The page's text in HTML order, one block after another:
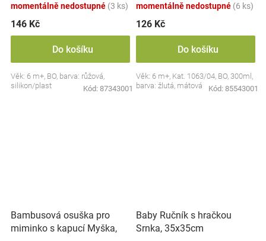
momentálně nedostupné (3 ks)
146 Kč
Do košíku
Věk: 6 m+, BO, barva: růžová,
silikon/plast
Kód: 87343001
momentálně nedostupné (6 ks)
126 Kč
Do košíku
Věk: 6 m+, Kat. 1063/04, BO, 300ml,
barva: žlutá, mátová
Kód: 85543001
Bambusová osuška pro
miminko s kapucí Myška,
Baby Ručník s hračkou
Srnka, 35x35cm